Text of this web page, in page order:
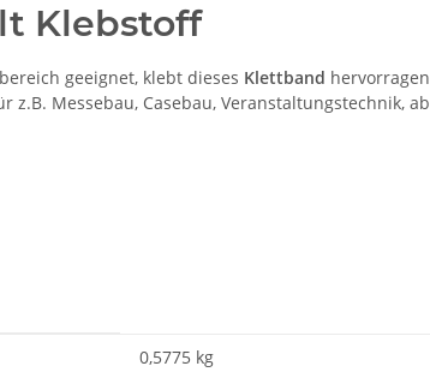
Klebstoff
geeignet, klebt dieses Klettband
Messebau, Casebau, Veranstaltungstechnik,
0,5775 kg